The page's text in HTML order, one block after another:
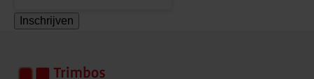
Inschrijven